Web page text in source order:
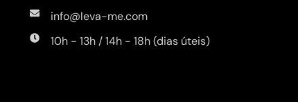
info@leva-me.com
10h - 13h / 14h - 18h (dias úteis)